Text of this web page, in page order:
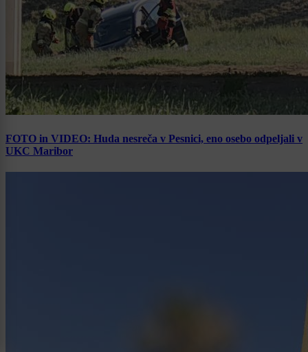
FOTO in VIDEO: Huda nesreča v Pesnici, eno osebo odpeljali v
UKC Maribor